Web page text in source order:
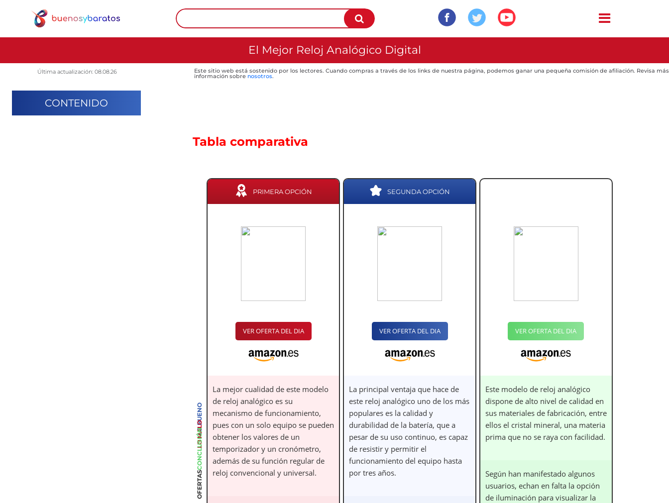
El Mejor Reloj Analógico Digital
Última actualización: 08.08.26 Este sitio web está sostenido por los lectores. Cuando compras a través de los links de nuestra página, podemos ganar una pequeña comisión de afiliación. Revisa más
información sobre nosotros.
CONTENIDO
Tabla comparativa
LO BUENO
LO MALO
CONCLUSIÓN
OFERTAS
PRIMERA OPCIÓN
VER OFERTA DEL DIA
La mejor cualidad de este modelo
de reloj analógico es su
mecanismo de funcionamiento,
pues con un solo equipo se pueden
obtener los valores de un
temporizador y un cronómetro,
además de su función regular de
reloj convencional y universal.
SEGUNDA OPCIÓN
VER OFERTA DEL DIA
La principal ventaja que hace de
este reloj analógico uno de los más
populares es la calidad y
durabilidad de la batería, que a
pesar de su uso continuo, es capaz
de resistir y permitir el
funcionamiento del equipo hasta
por tres años.
VER OFERTA DEL DIA
Este modelo de reloj analógico
dispone de alto nivel de calidad en
sus materiales de fabricación, entre
ellos el cristal mineral, una materia
prima que no se raya con facilidad.
Según han manifestado algunos
usuarios, echan en falta la opción
de iluminación para visualizar la